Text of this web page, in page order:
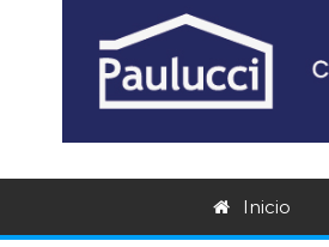
Inicio